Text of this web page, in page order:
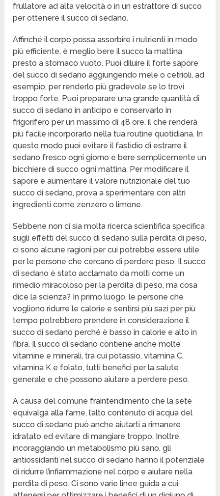
frullatore ad alta velocità o in un estrattore di succo
per ottenere il succo di sedano.
Affinché il corpo possa assorbire i nutrienti in modo
più efficiente, è meglio bere il succo la mattina
presto a stomaco vuoto. Puoi diluire il forte sapore
del succo di sedano aggiungendo mele o cetrioli, ad
esempio, per renderlo più gradevole se lo trovi
troppo forte. Puoi preparare una grande quantità di
succo di sedano in anticipo e conservarlo in
frigorifero per un massimo di 48 ore, il che renderà
più facile incorporarlo nella tua routine quotidiana. In
questo modo puoi evitare il fastidio di estrarre il
sedano fresco ogni giorno e bere semplicemente un
bicchiere di succo ogni mattina. Per modificare il
sapore e aumentare il valore nutrizionale del tuo
succo di sedano, prova a sperimentare con altri
ingredienti come zenzero o limone.
Sebbene non ci sia molta ricerca scientifica specifica
sugli effetti del succo di sedano sulla perdita di peso,
ci sono alcune ragioni per cui potrebbe essere utile
per le persone che cercano di perdere peso. Il succo
di sedano è stato acclamato da molti come un
rimedio miracoloso per la perdita di peso, ma cosa
dice la scienza? In primo luogo, le persone che
vogliono ridurre le calorie e sentirsi più sazi per più
tempo potrebbero prendere in considerazione il
succo di sedano perché è basso in calorie e alto in
fibra. Il succo di sedano contiene anche molte
vitamine e minerali, tra cui potassio, vitamina C,
vitamina K e folato, tutti benefici per la salute
generale e che possono aiutare a perdere peso.
A causa del comune fraintendimento che la sete
equivalga alla fame, l’alto contenuto di acqua del
succo di sedano può anche aiutarti a rimanere
idratato ed evitare di mangiare troppo. Inoltre,
incoraggiando un metabolismo più sano, gli
antiossidanti nel succo di sedano hanno il potenziale
di ridurre l’infiammazione nel corpo e aiutare nella
perdita di peso. Ci sono varie linee guida a cui